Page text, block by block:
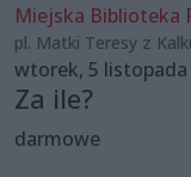
Miejska Biblioteka
pl. Matki Teresy z
wtorek, 5 listopada
Za ile?
darmowe